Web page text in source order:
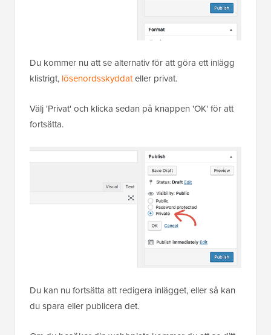
Du kommer nu att se alternativ för att göra ett inlägg
klistrigt, lösenordsskyddateller privat.
Välj 'Privat' och klicka sedan på knappen 'OK' för att
fortsätta.
Du kan nu fortsätta att redigera inlägget, eller så kan
du spara eller publicera det.